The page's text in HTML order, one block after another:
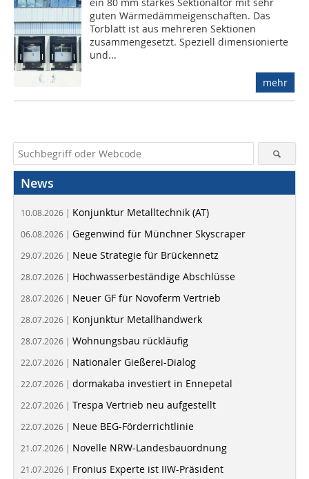
ein 80 mm starkes Sektionaltor mit sehr
guten Wärmedämmeigenschaften. Das
Torblatt ist aus mehreren Sektionen
zusammengesetzt. Speziell dimensionierte
und...
mehr
News
10.08.2026 | Konjunktur Metalltechnik (AT)
06.08.2026 | Gegenwind für Münchner Skyscraper
29.07.2026 | Neue Strategie für Brückennetz
28.07.2026 | Hochwasserbeständige Abschlüsse
28.07.2026 | Neuer GF für Novoferm Vertrieb
28.07.2026 | Konjunktur Metallhandwerk
28.07.2026 | Wohnungsbau rückläufig
22.07.2026 | Nationaler Gießerei-Dialog
22.07.2026 | dormakaba investiert in Ennepetal
22.07.2026 | Trespa Vertrieb neu aufgestellt
22.07.2026 | Neue BEG-Förderrichtlinie
21.07.2026 | Novelle NRW-Landesbauordnung
21.07.2026 | Fronius Experte ist IIW-Präsident